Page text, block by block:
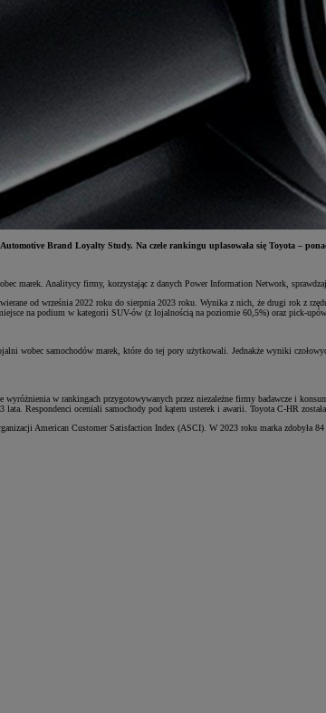
Brand Loyalty Study. Na czele rankingu uplasowała się Toyota –
marek. Analitycy firmy, korzystając z danych Power Information Network,
od września 2022 roku do sierpnia 2023 roku. Wynika z nich, że drugi rok z
na podium w kategorii SUV-ów (z lojalnością na poziomie 60,5%) oraz pick-
wobec samochodów marek, które do tej pory użytkowali. Jednakże wyniki
w rankingach przygotowywanych przez niezależne firmy badawcze i
Respondenci oceniali samochody pod kątem usterek i awarii. Toyota C-HR
American Customer Satisfaction Index (ASCI). W 2023 roku marka zdobyła